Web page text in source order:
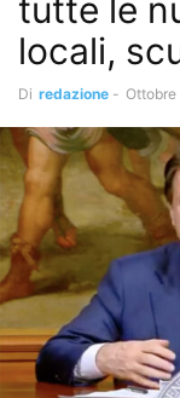
tutte le
locali,
Di redazione - Ottobre